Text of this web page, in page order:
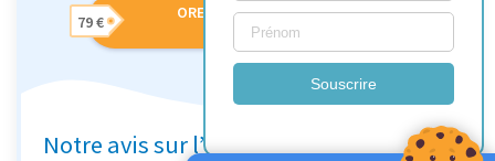
OREILLER UNIVERSEL
PERCKO
79 €
Notre avis sur l’oreiller Universel
Souscrire